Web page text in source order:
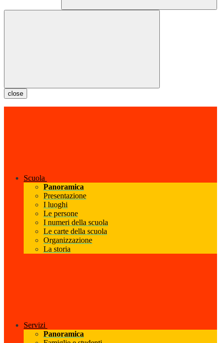
close
Scuola
Panoramica
Presentazione
I luoghi
Le persone
I numeri della scuola
Le carte della scuola
Organizzazione
La storia
Servizi
Panoramica